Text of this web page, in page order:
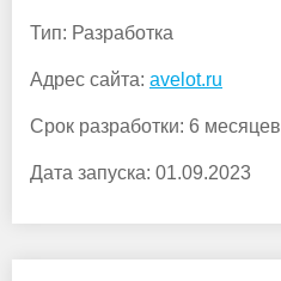
Тип: Разработка
Адрес сайта: avelot.ru
Срок разработки: 6 месяцев
Дата запуска: 01.09.2023